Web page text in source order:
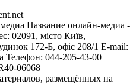
Название онлайн-медиа -
02091, місто Київ,
172-Б, офіс 208/1 E-mail:
Телефон: 044-205-43-00
06068
размещённых на